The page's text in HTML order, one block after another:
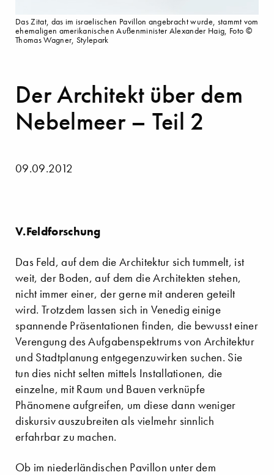
Der Architekt über dem
Nebelmeer – Teil 2
09.09.2012
V.Feldforschung
Das Feld, auf dem die Architektur sich tummelt, ist
weit, der Boden, auf dem die Architekten stehen,
nicht immer einer, der gerne mit anderen geteilt
wird. Trotzdem lassen sich in Venedig einige
spannende Präsentationen finden, die bewusst einer
Verengung des Aufgabenspektrums von Architektur
und Stadtplanung entgegenzuwirken suchen. Sie
tun dies nicht selten mittels Installationen, die
einzelne, mit Raum und Bauen verknüpfe
Phänomene aufgreifen, um diese dann weniger
diskursiv auszubreiten als vielmehr sinnlich
erfahrbar zu machen.
Ob im niederländischen Pavillon unter dem
Das Zitat, das im israelischen Pavillon angebracht wurde, stammt vom
ehemaligen amerikanischen Außenminister Alexander Haig, Foto ©
Thomas Wagner, Stylepark